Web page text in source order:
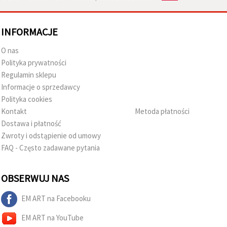
INFORMACJE
O nas
Polityka prywatności
Regulamin sklepu
Informacje o sprzedawcy
Polityka cookies
Kontakt
Dostawa i płatność
Zwroty i odstąpienie od umowy
FAQ - Często zadawane pytania
Metoda płatności
OBSERWUJ NAS
EM ART na Facebooku
EM ART na YouTube